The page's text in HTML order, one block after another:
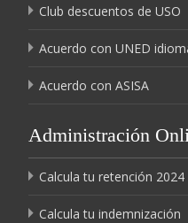
Club descuentos de USO
Acuerdo con UNED
Acuerdo con ASISA
Administración
Calcula tu retención 2024
Calcula tu indemnización